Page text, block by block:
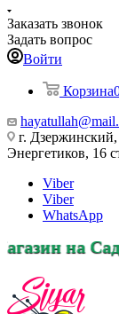
Заказать звонок
Задать вопрос
Войти
Корзина
г.
Энергетиков, 16
Viber
Viber
WhatsApp